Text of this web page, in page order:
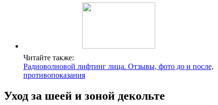
Читайте также:
Радиоволновой лифтинг лица. Отзывы, фото до и после,
противопоказания
Уход за шеей и зоной декольте